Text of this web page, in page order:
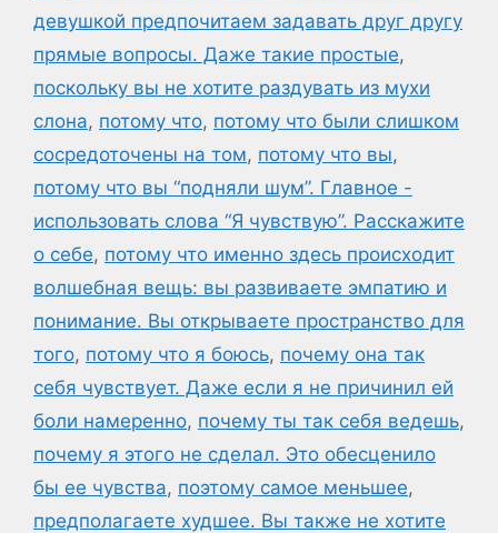
девушкой предпочитаем задавать друг другу
прямые вопросы. Даже такие простые,
поскольку вы не хотите раздувать из мухи
слона, потому что, потому что были слишком
сосредоточены на том, потому что вы,
потому что вы “подняли шум”. Главное -
использовать слова “Я чувствую”. Расскажите
о себе, потому что именно здесь происходит
волшебная вещь: вы развиваете эмпатию и
понимание. Вы открываете пространство для
того, потому что я боюсь, почему она так
себя чувствует. Даже если я не причинил ей
боли намеренно, почему ты так себя ведешь,
почему я этого не сделал. Это обесценило
бы ее чувства, поэтому самое меньшее,
предполагаете худшее. Вы также не хотите